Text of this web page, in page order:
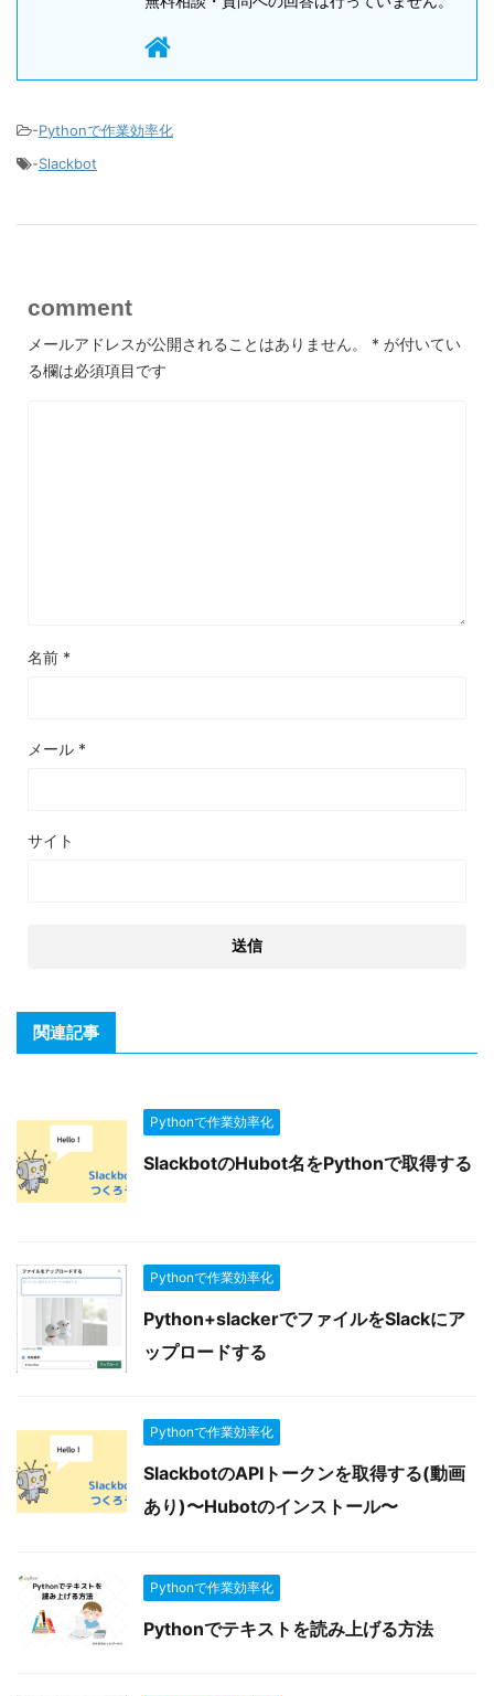
-Pythonで作業効率化
-Slackbot
comment
メールアドレスが公開されることはありません。 * が付いてい
る欄は必須項目です
名前 *
メール *
サイト
関連記事
Pythonで作業効率化
SlackbotのHubot名をPythonで取得する
Pythonで作業効率化
Python+slackerでファイルをSlackにア
ップロードする
Pythonで作業効率化
SlackbotのAPIトークンを取得する(動画
あり)〜Hubotのインストール〜
Pythonで作業効率化
Pythonでテキストを読み上げる方法